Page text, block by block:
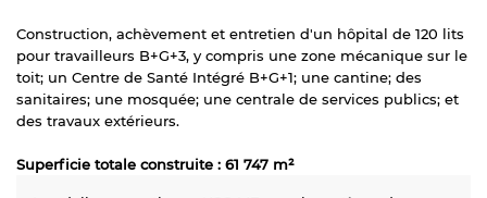
Construction, achèvement et entretien d'un hôpital de 120 lits
pour travailleurs B+G+3, y compris une zone mécanique sur le
toit; un Centre de Santé Intégré B+G+1; une cantine; des
sanitaires; une mosquée; une centrale de services publics; et
des travaux extérieurs.
Superficie totale construite : 61 747 m²